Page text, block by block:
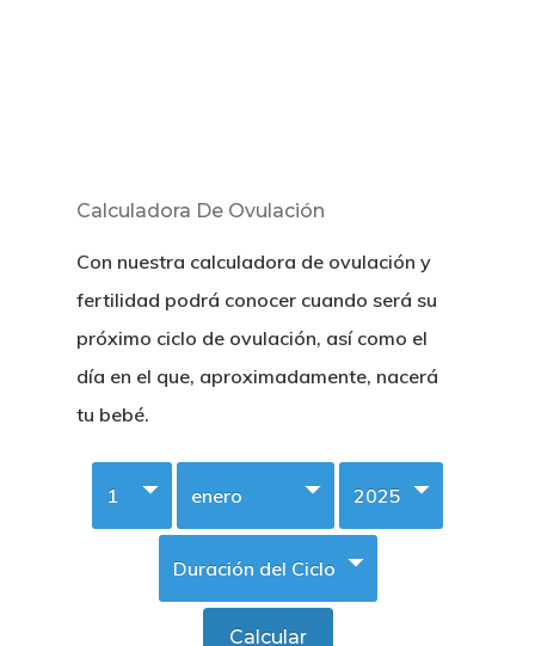
Calculadora De Ovulación
Con nuestra calculadora de ovulación y
fertilidad podrá conocer cuando será su
próximo ciclo de ovulación, así como el
día en el que, aproximadamente, nacerá
tu bebé.